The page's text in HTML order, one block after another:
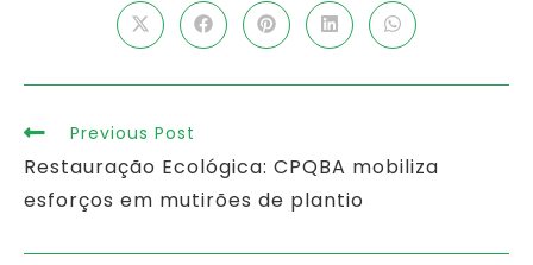
Previous Post
Restauração Ecológica: CPQBA mobiliza
esforços em mutirões de plantio